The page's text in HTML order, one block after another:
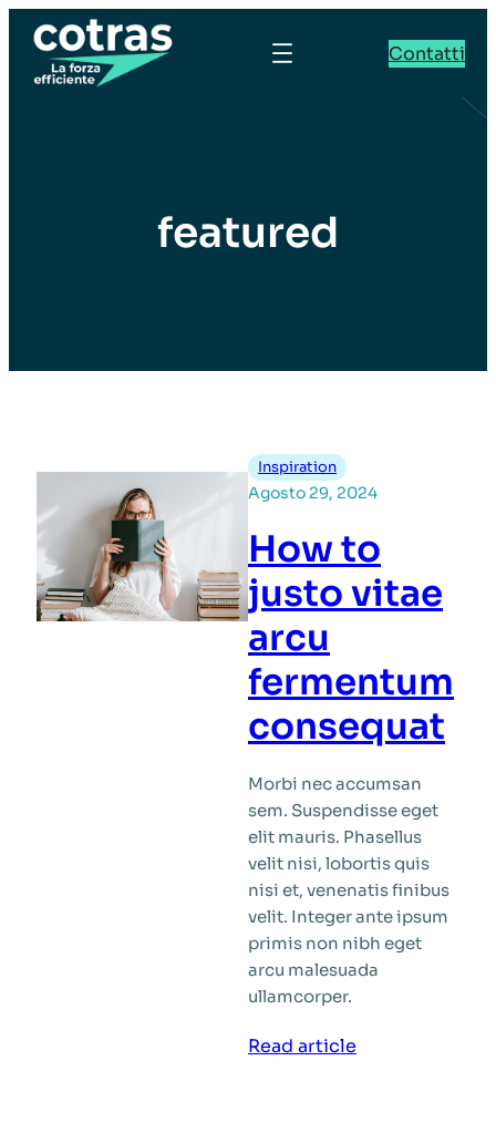
Contatti
featured
Inspiration
Agosto 29, 2024
How to
justo vitae
arcu
fermentum
consequat
Morbi nec accumsan
sem. Suspendisse eget
elit mauris. Phasellus
velit nisi, lobortis quis
nisi et, venenatis finibus
velit. Integer ante ipsum
primis non nibh eget
arcu malesuada
ullamcorper.
Read article